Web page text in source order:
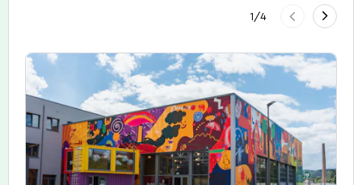
Découverte de la
Nature
Visites guidées
Restaurants. Gîtes.
Comment venir? Contact.
1 /4
Précédent